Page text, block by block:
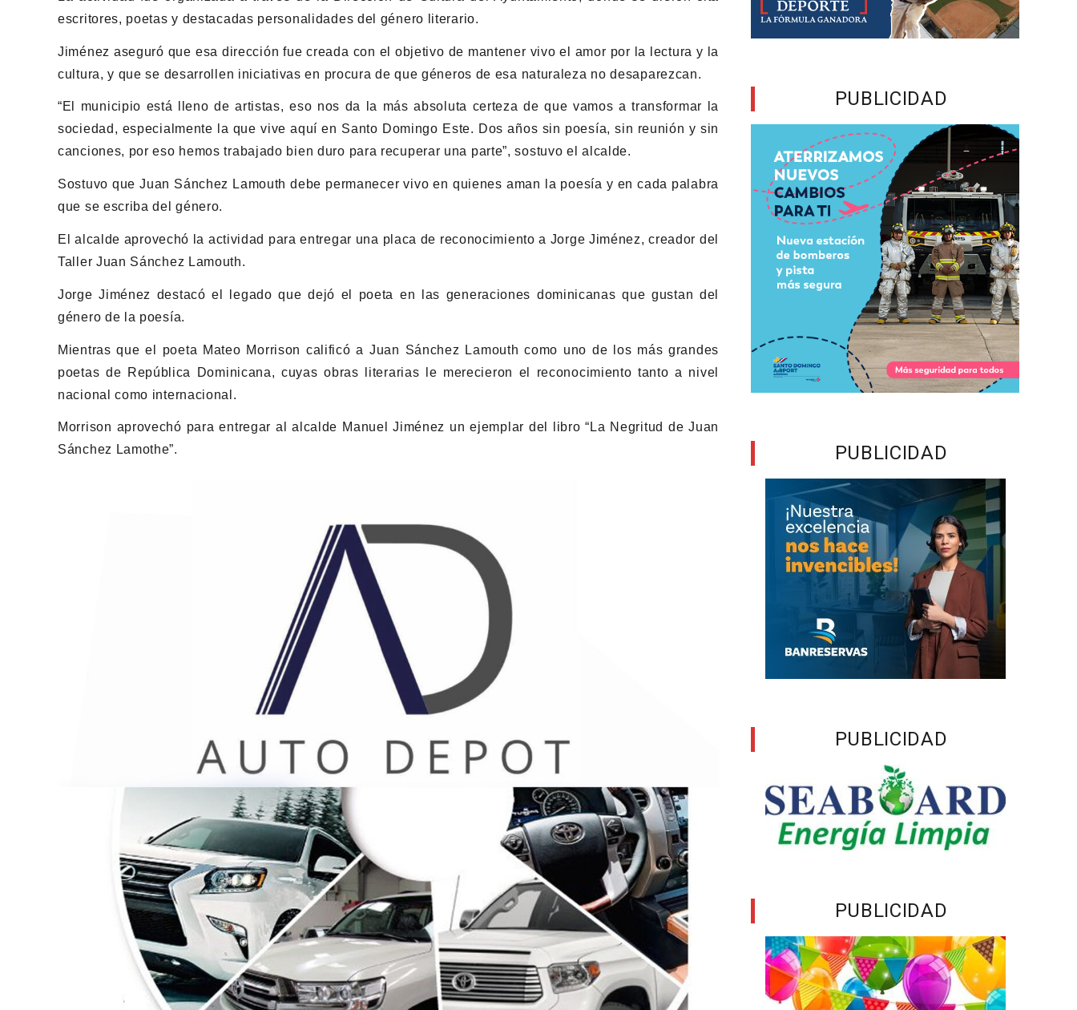
escritores, poetas y destacadas personalidades del género literario.
Jiménez aseguró que esa dirección fue creada con el objetivo de mantener vivo el amor por la lectura y la
cultura, y que se desarrollen iniciativas en procura de que géneros de esa naturaleza no desaparezcan.
“El municipio está lleno de artistas, eso nos da la más absoluta certeza de que vamos a transformar la
sociedad, especialmente la que vive aquí en Santo Domingo Este. Dos años sin poesía, sin reunión y sin
canciones, por eso hemos trabajado bien duro para recuperar una parte”, sostuvo el alcalde.
Sostuvo que Juan Sánchez Lamouth debe permanecer vivo en quienes aman la poesía y en cada palabra
que se escriba del género.
El alcalde aprovechó la actividad para entregar una placa de reconocimiento a Jorge Jiménez, creador del
Taller Juan Sánchez Lamouth.
Jorge Jiménez destacó el legado que dejó el poeta en las generaciones dominicanas que gustan del
género de la poesía.
Mientras que el poeta Mateo Morrison calificó a Juan Sánchez Lamouth como uno de los más grandes
poetas de República Dominicana, cuyas obras literarias le merecieron el reconocimiento tanto a nivel
nacional como internacional.
Morrison aprovechó para entregar al alcalde Manuel Jiménez un ejemplar del libro “La Negritud de Juan
Sánchez Lamothe”.
PUBLICIDAD
PUBLICIDAD
PUBLICIDAD
PUBLICIDAD